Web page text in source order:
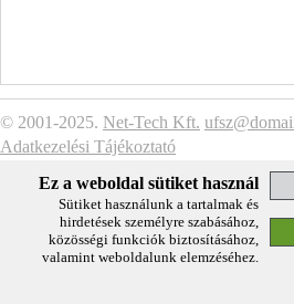
© 2001-2025. Net-Tech Kft.
Adatkezelési Tájékoztató
Ez a weboldal sütiket használ
Sütiket használunk a tartalmak és
hirdetések személyre szabásához,
közösségi funkciók biztosításához,
valamint weboldalunk elemzéséhez.